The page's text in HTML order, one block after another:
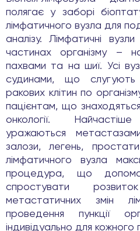
полягає у заборі
лімфатичного вузла для
аналізу. Лімфатичні
частинах організму –
пахвами та на шиї. Усі
судинами, що слугують
ракових клітин по
пацієнтам, що
онкології.
уражаються
залози, легень,
лімфатичного вузла
процедура, що
спростувати
метастатичних змін
проведення пункції
індивідуально для кожного